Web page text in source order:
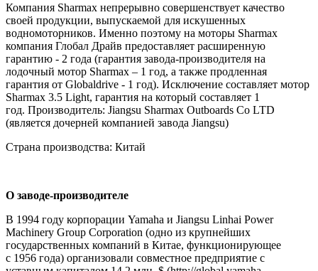
Компания Sharmax непрерывно совершенствует качество
своей продукции, выпускаемой для искушенных
водномоторников. Именно поэтому на моторы Sharmax
компания Глобал Драйв предоставляет расширенную
гарантию - 2 года (гарантия завода-производителя на
лодочный мотор Sharmax – 1 год, а также продленная
гарантия от Globaldrive - 1 год). Исключение составляет мотор
Sharmax 3.5 Light, гарантия на который составляет 1
год. Производитель: Jiangsu Sharmax Outboards Co LTD
(является дочерней компанией завода Jiangsu)
Страна производства: Китай
О заводе-производителе
В 1994 году корпорации Yamaha и Jiangsu Linhai Power
Machinery Group Corporation (одно из крупнейших
государственных компаний в Китае, функционирующее
с 1956 года) организовали совместное предприятие с